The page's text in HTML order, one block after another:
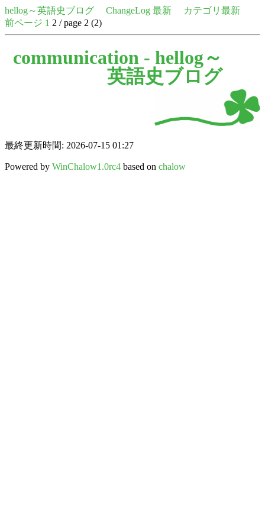
hellog～英語史ブログ ChangeLog 最新
カテゴリ最新
前ページ 1 2 / page 2 (2)
communication - hellog～
英語史ブログ
最終更新時間: 2026-07-15 01:27
Powered by WinChalow1.0rc4 based on chalow